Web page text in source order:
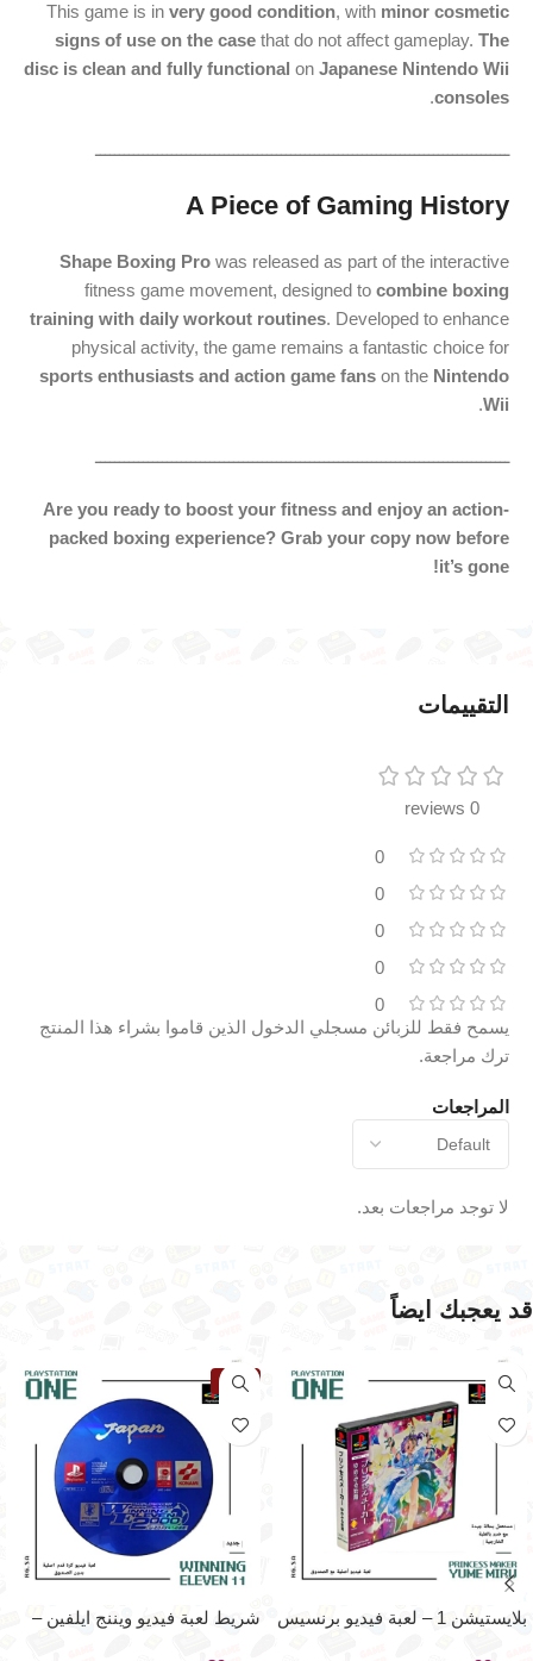
This game is in very good condition, with minor cosmetic
signs of use on the case that do not affect gameplay. The
disc is clean and fully functional on Japanese Nintendo Wii
consoles
.
ـــــــــــــــــــــــــــــــــــــــــــــــــــــــــــــــــــــــــــــــــــــــ
A Piece of Gaming History
Shape Boxing Pro was released as part of the interactive
fitness game movement, designed to combine boxing
training with daily workout routines. Developed to enhance
physical activity, the game remains a fantastic choice for
sports enthusiasts and action game fans on the Nintendo
Wii
.
ـــــــــــــــــــــــــــــــــــــــــــــــــــــــــــــــــــــــــــــــــــــــ
Are you ready to boost your fitness and enjoy an action-
packed boxing experience? Grab your copy now before
it’s gone!
التقييمات
0 reviews
0
0
0
0
0
المراجعات
لا توجد مراجعات بعد.
يسمح فقط للزبائن مسجلي الدخول الذين قاموا بشراء هذا المنتج
ترك مراجعة.
قد يعجبك ايضاً
بلايستيشن 1 – لعبة فيديو برنسيس
نفذت
شريط لعبة فيديو ويننج ايلفين –